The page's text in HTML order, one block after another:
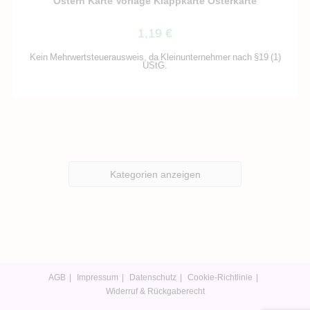
1,19 €
Kein Mehrwertsteuerausweis, da Kleinunternehmer nach §19 (1)
UStG.
Kategorien anzeigen
AGB Impressum Datenschutz
Cookie-Richtlinie
Widerruf & Rückgaberecht